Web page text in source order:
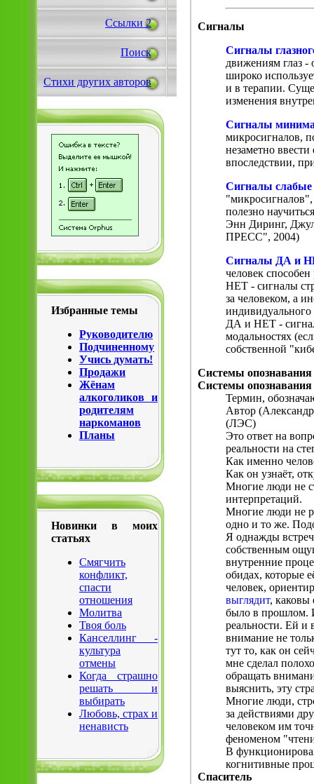
Ссылки 2
Поиск
Стихи других авторов
Избранные темы
Руководителю
Подчиненному
Учись думать!
Продажи
Жёнам
алкоголиков и
родителям
наркоманов
Планы
Новинки в моих
статьях
Смягчить
конфликт,
спасти
отношения
Молитва
Твоя боль
Канселлинг -
культура
отмены
Когда страшно
решать и
выбирать
Любовь, страх и
ненависть
Сигналы
Сигналы
движениям глаз
широко
и в терапии.
изменения
Сигналы
микросигналов,
незаметно
впоследствии,
Сигналы слабые
полезно
Энн Диринг,
ПРЕСС", 2004)
Сигналы ДА и
человек
НЕТ - сигналы
за человеком, а
ДА и НЕТ -
модальностях
собственной
Системы
Системы опознавания
Термин,
Автор
(ЛЭС)
Это ответ на
реальности на
Как именно
Как он узнаёт,
Многие люди не
интерпретаций.
Многие люди не
одно и то же.
Я однажды
собственным
внутренние
обидах, которые
человек,
выглядит, каковы
было в прошлом. И
реальности. Ей и
внимание не
тут то, как он
мне сделал
обращать
выяснить, эту
Многие люди,
за действиями
человеком им
феноменом
В
когнитивные
Спаситель